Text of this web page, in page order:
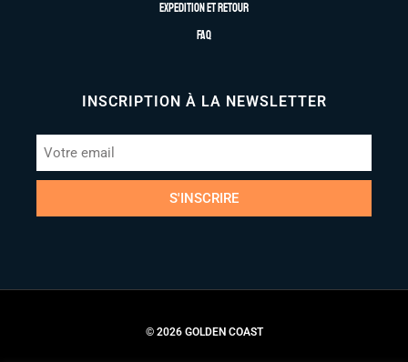
Expedition et retour
FAQ
INSCRIPTION À LA NEWSLETTER
S'INSCRIRE
© 2026 GOLDEN COAST